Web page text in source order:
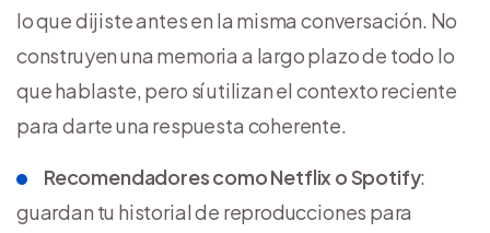
lo que dijiste antes en la misma conversación. No
construyen una memoria a largo plazo de todo lo
que hablaste, pero sí utilizan el contexto reciente
para darte una respuesta coherente.
Recomendadores como Netflix o Spotify:
guardan tu historial de reproducciones para